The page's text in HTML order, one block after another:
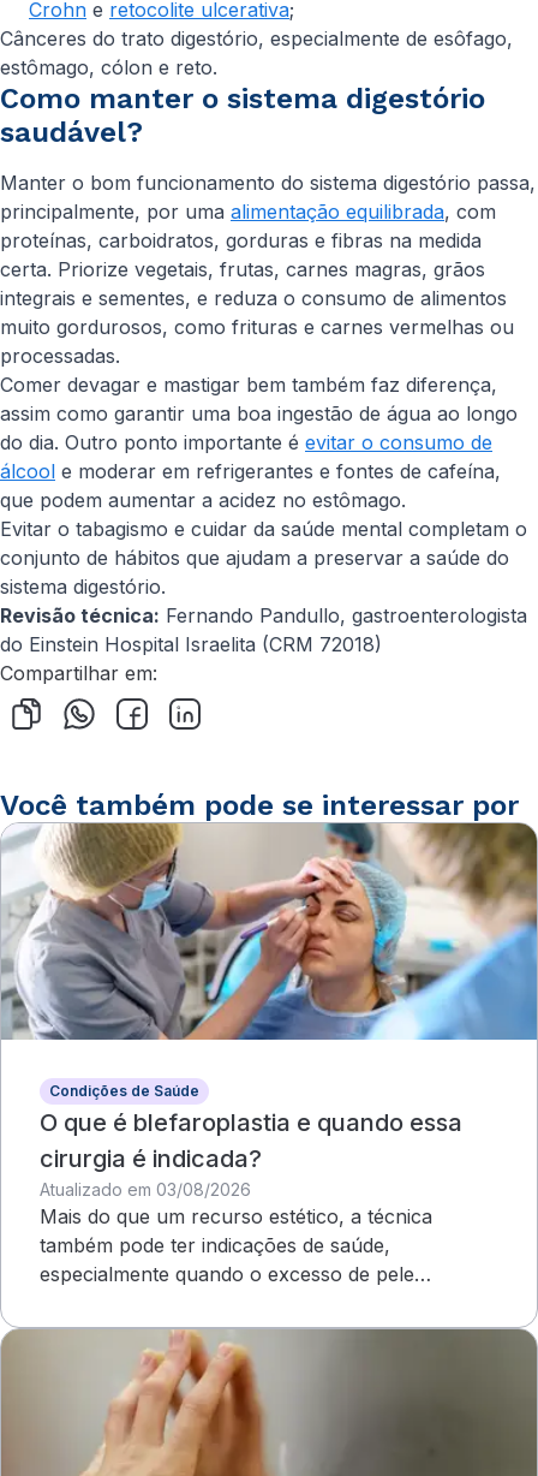
Crohn e retocolite ulcerativa;
Cânceres do trato digestório, especialmente de esôfago,
estômago, cólon e reto.
Como manter o sistema digestório
saudável?
Manter o bom funcionamento do sistema digestório passa,
principalmente, por uma alimentação equilibrada, com
proteínas, carboidratos, gorduras e fibras na medida
certa. Priorize vegetais, frutas, carnes magras, grãos
integrais e sementes, e reduza o consumo de alimentos
muito gordurosos, como frituras e carnes vermelhas ou
processadas.
Comer devagar e mastigar bem também faz diferença,
assim como garantir uma boa ingestão de água ao longo
do dia. Outro ponto importante é evitar o consumo de
álcool e moderar em refrigerantes e fontes de cafeína,
que podem aumentar a acidez no estômago.
Evitar o tabagismo e cuidar da saúde mental completam o
conjunto de hábitos que ajudam a preservar a saúde do
sistema digestório.
Revisão técnica: Fernando Pandullo, gastroenterologista
do Einstein Hospital Israelita (CRM 72018)
Compartilhar em:
Você também pode se interessar por
Condições de Saúde
O que é blefaroplastia e quando essa
cirurgia é indicada?
Atualizado em 03/08/2026
Mais do que um recurso estético, a técnica
também pode ter indicações de saúde,
especialmente quando o excesso de pele